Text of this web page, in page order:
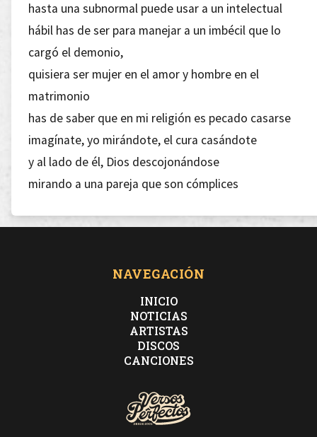
hasta una subnormal puede usar a un intelectual
hábil has de ser para manejar a un imbécil que lo
cargó el demonio,
quisiera ser mujer en el amor y hombre en el
matrimonio
has de saber que en mi religión es pecado casarse
imagínate, yo mirándote, el cura casándote
y al lado de él, Dios descojonándose
mirando a una pareja que son cómplices
en tu interior un parásito sin ombligo
y acabará mal, metido en la droga
por falta de afecto y ejemplo paternal
amor y ocio, a-gobio, distinto prisma
somos novios y a veces te odio
porque te quiero más de lo que tú a ti misma
desnuda eres tan simple como simple es la emoción
no soy ese cabrón del que tú te enamoras
NAVEGACIÓN
INICIO
NOTICIAS
ARTISTAS
DISCOS
CANCIONES